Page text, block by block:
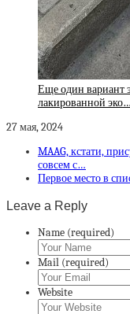
Еще один вариант
лакированной эко…
27 мая, 2024
MAAG, кстати,
совсем с…
Первое место в
Leave a Reply
Name (required)
Mail (required)
Website